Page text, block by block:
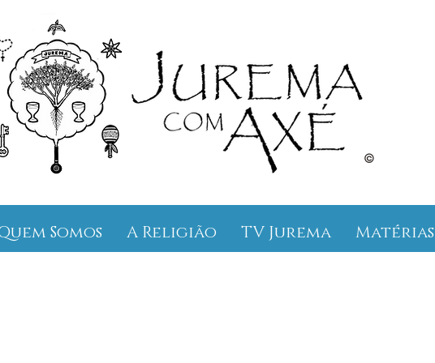
©
Somos A Religião TV Jurema Matérias